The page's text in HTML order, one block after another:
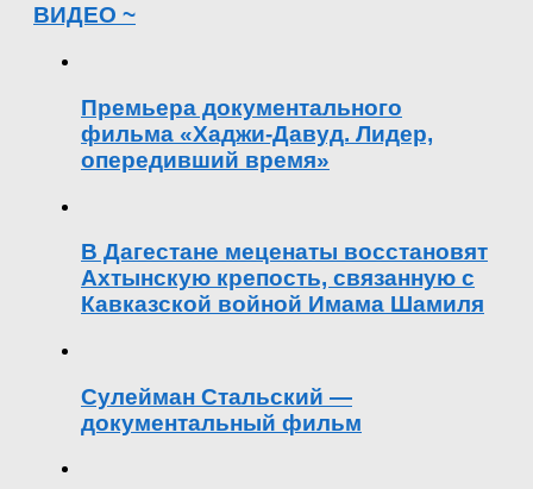
ВИДЕО ~
Премьера документального
фильма «Хаджи-Давуд. Лидер,
опередивший время»
В Дагестане меценаты восстановят
Ахтынскую крепость, связанную с
Кавказской войной Имама Шамиля
Сулейман Стальский —
документальный фильм